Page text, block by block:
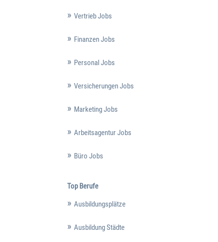
Vertrieb Jobs
Finanzen Jobs
Personal Jobs
Versicherungen Jobs
Marketing Jobs
Arbeitsagentur Jobs
Büro Jobs
Top Berufe
Ausbildungsplätze
Ausbildung Städte